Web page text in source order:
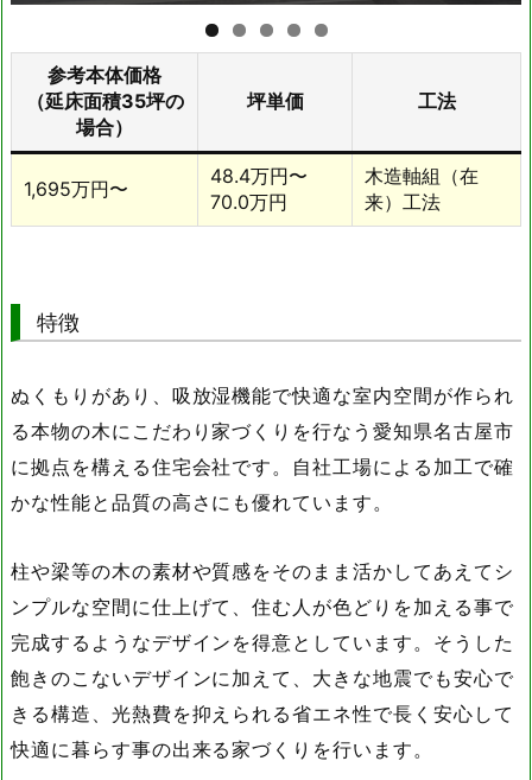
参考本体価格
（延床面積35坪の
場合）
坪単価 工法
1,695万円〜
48.4万円〜
70.0万円
木造軸組（在
来）工法
特徴
ぬくもりがあり、吸放湿機能で快適な室内空間が作られ
る本物の木にこだわり家づくりを行なう愛知県名古屋市
に拠点を構える住宅会社です。自社工場による加工で確
かな性能と品質の高さにも優れています。
柱や梁等の木の素材や質感をそのまま活かしてあえてシ
ンプルな空間に仕上げて、住む人が色どりを加える事で
完成するようなデザインを得意としています。そうした
飽きのこないデザインに加えて、大きな地震でも安心で
きる構造、光熱費を抑えられる省エネ性で長く安心して
快適に暮らす事の出来る家づくりを行います。